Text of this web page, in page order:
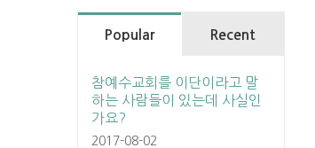
Popular Recent
참예수교회를 이단이라고 말
하는 사람들이 있는데 사실인
가요?
2017-08-02